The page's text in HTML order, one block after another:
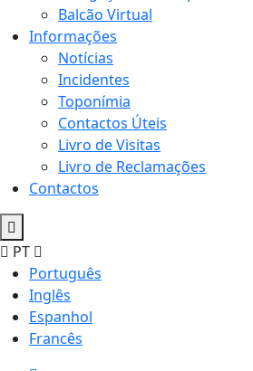
Balcão Virtual
Informações
Notícias
Incidentes
Toponímia
Contactos Úteis
Livro de Visitas
Livro de Reclamações
Contactos
PT
Português
Inglês
Espanhol
Francês